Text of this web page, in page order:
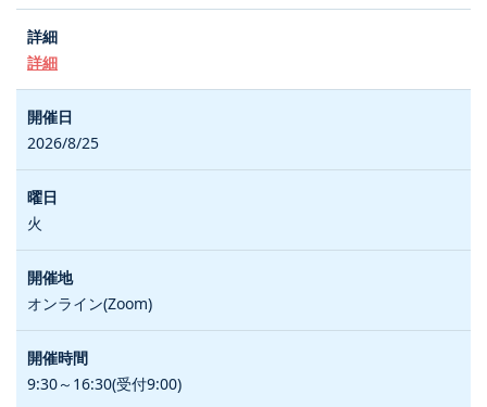
詳細
2026/8/25
火
オンライン(Zoom)
9:30～16:30(受付9:00)